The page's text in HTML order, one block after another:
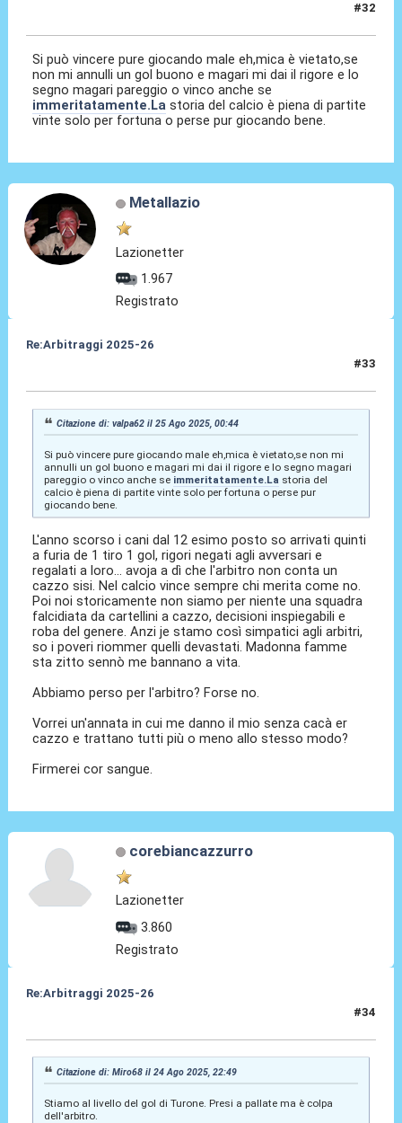
#32
Si può vincere pure giocando male eh,mica è vietato,se
non mi annulli un gol buono e magari mi dai il rigore e lo
segno magari pareggio o vinco anche se
immeritatamente.La storia del calcio è piena di partite
vinte solo per fortuna o perse pur giocando bene.
Metallazio
Lazionetter
1.967
Registrato
Re:Arbitraggi 2025-26
#33
Citazione di: valpa62 il 25 Ago 2025, 00:44
Si può vincere pure giocando male eh,mica è vietato,se non mi
annulli un gol buono e magari mi dai il rigore e lo segno magari
pareggio o vinco anche se immeritatamente.La storia del
calcio è piena di partite vinte solo per fortuna o perse pur
giocando bene.
L'anno scorso i cani dal 12 esimo posto so arrivati quinti
a furia de 1 tiro 1 gol, rigori negati agli avversari e
regalati a loro... avoja a dì che l'arbitro non conta un
cazzo sisi. Nel calcio vince sempre chi merita come no.
Poi noi storicamente non siamo per niente una squadra
falcidiata da cartellini a cazzo, decisioni inspiegabili e
roba del genere. Anzi je stamo così simpatici agli arbitri,
so i poveri riommer quelli devastati. Madonna famme
sta zitto sennò me bannano a vita.
Abbiamo perso per l'arbitro? Forse no.
Vorrei un'annata in cui me danno il mio senza cacà er
cazzo e trattano tutti più o meno allo stesso modo?
Firmerei cor sangue.
corebiancazzurro
Lazionetter
3.860
Registrato
Re:Arbitraggi 2025-26
#34
Citazione di: Miro68 il 24 Ago 2025, 22:49
Stiamo al livello del gol di Turone. Presi a pallate ma è colpa
dell'arbitro.